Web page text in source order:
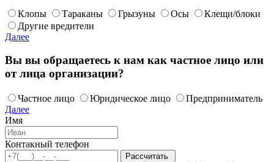
Клопы Тараканы Грызуны Осы
Клещи/блоки
Другие вредители
Далее
Вы вы обращаетесь к нам как частное лицо или
от лица организации?
Частное лицо Юридическое лицо
Предприниматель
Далее
Имя
Контакный телефон